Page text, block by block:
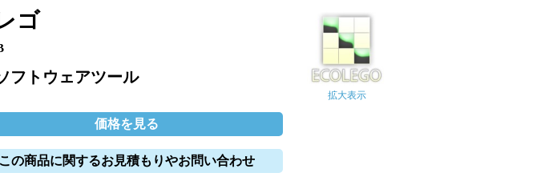
拡大表示
ゴ
フトウェアツール
価格を見る
この商品に関するお見積もりやお問い合わせ